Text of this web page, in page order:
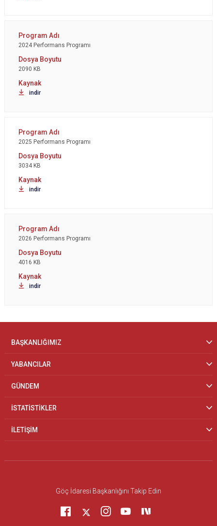
2024 Performans Programı
2090 KB
indir
2025 Performans Programı
3034 KB
indir
2026 Performans Programı
4016 KB
indir
BAŞKANLIĞIMIZ
YABANCILAR
GÜNDEM
İSTATİSTİKLER
İLETİŞİM
Göç İdaresi Başkanlığını Takip Edin